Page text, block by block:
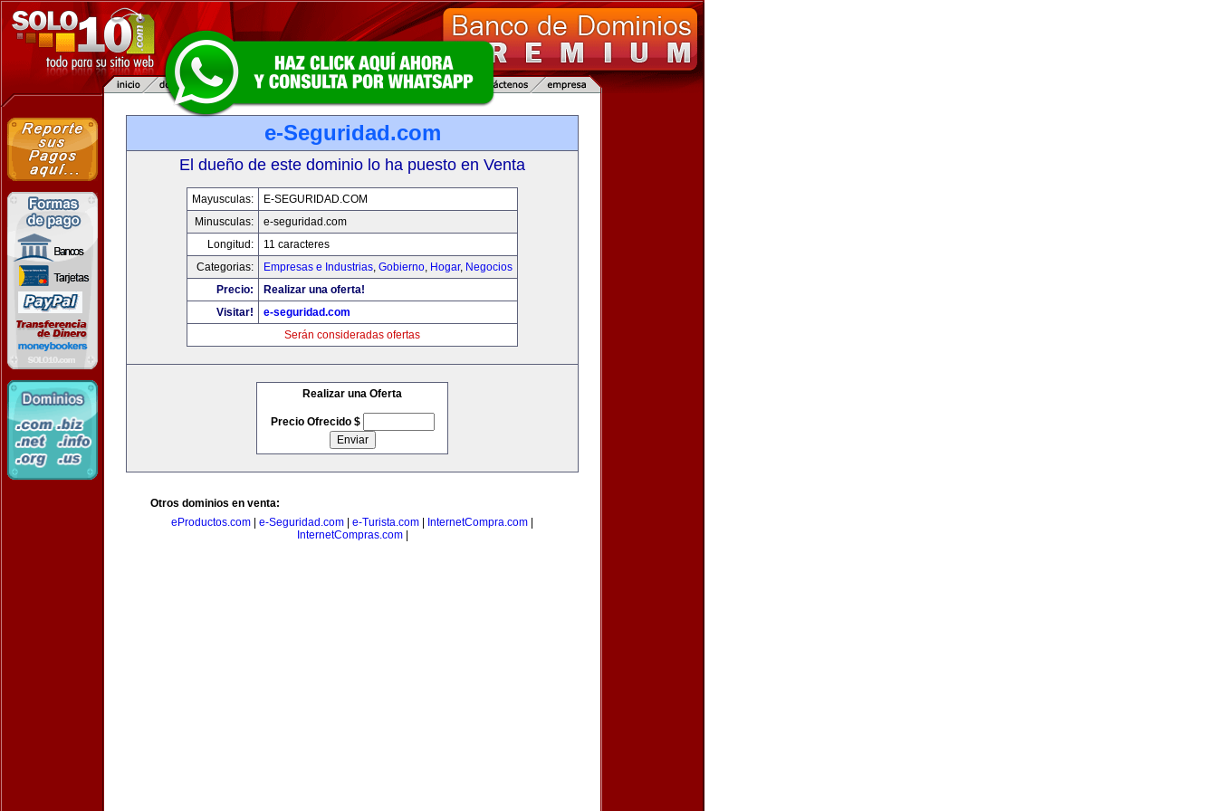
e-Seguridad.com
El dueño de este dominio lo ha puesto en Venta
Mayusculas:
E-SEGURIDAD.COM
Minusculas:
e-seguridad.com
Longitud:
11 caracteres
Categorias:
Empresas e Industrias, Gobierno, Hogar, Negocios
Precio:
Realizar una oferta!
Visitar!
e-seguridad.com
Serán consideradas ofertas
Realizar una Oferta
Precio Ofrecido $
Otros dominios en venta:
eProductos.com
e-Seguridad.com e-Turista.com InternetCompra.com
InternetCompras.com|